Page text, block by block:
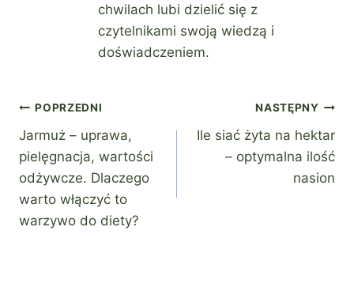
chwilach lubi dzielić się z
czytelnikami swoją wiedzą i
doświadczeniem.
Nawigacja
wpisu
POPRZEDNI
Jarmuż – uprawa,
pielęgnacja, wartości
odżywcze. Dlaczego
warto włączyć to
warzywo do diety?
NASTĘPNY
Ile siać żyta na hektar
– optymalna ilość
nasion